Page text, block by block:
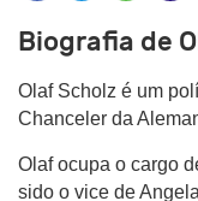
Biografia de
Olaf Scholz é um
Chanceler da
Olaf ocupa o cargo
sido o vice de